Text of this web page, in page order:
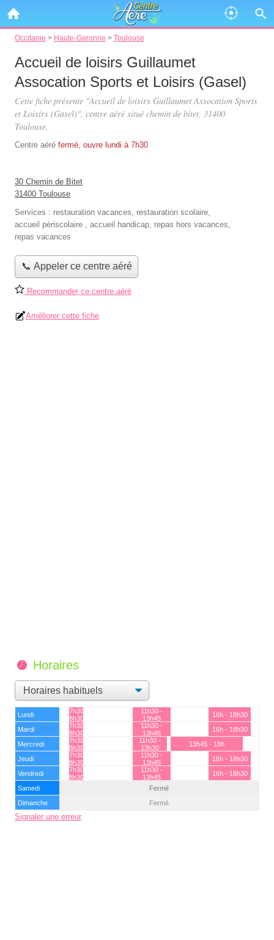
Occitanie > Haute-Garonne > Toulouse
Accueil de loisirs Guillaumet
Assocation Sports et Loisirs (Gasel)
Cette fiche présente "Accueil de loisirs Guillaumet Assocation Sports
et Loisirs (Gasel)", centre aéré situé chemin de bitet, 31400
Toulouse.
Centre aéré fermé, ouvre lundi à 7h30
30 Chemin de Bitet
31400 Toulouse
Services : restauration vacances, restauration scolaire,
accueil périscolaire , accueil handicap, repas hors vacances,
repas vacances
📞 Appeler ce centre aéré
Recommander ce centre aéré
Améliorer cette fiche
Horaires
Lundi
7h30 -
8h30
11h30 -
13h45
16h - 18h30
Mardi
7h30 -
8h30
11h30 -
13h45
16h - 18h30
Mercredi
7h30 -
8h30
11h30 -
13h30
13h45 - 18h
Jeudi
7h30 -
8h30
11h30 -
13h45
16h - 18h30
Vendredi
7h30 -
8h30
11h30 -
13h45
16h - 18h30
Samedi
Fermé
Dimanche
Fermé
Signaler une erreur